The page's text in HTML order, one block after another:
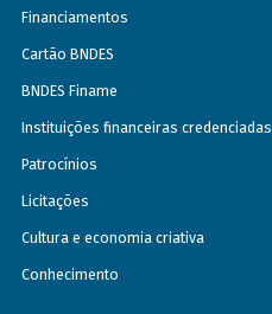
Financiamentos
Cartão BNDES
BNDES Finame
Instituições financeiras credenciadas
Patrocínios
Licitações
Cultura e economia criativa
Conhecimento